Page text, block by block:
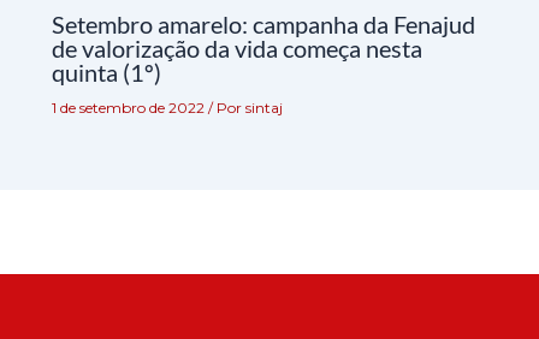
Setembro amarelo: campanha da Fenajud
de valorização da vida começa nesta
quinta (1º)
1 de setembro de 2022 / Por sintaj